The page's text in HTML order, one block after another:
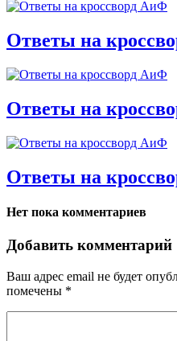
Ответы на
Ответы на
Ответы на
Нет пока комментариев
Добавить комментарий
Ваш адрес email не будет
помечены *